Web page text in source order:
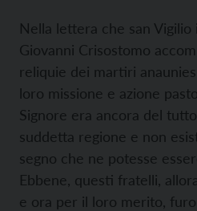
Nella lettera che san Vigilio
Giovanni Crisostomo
reliquie dei martiri
loro missione e azione
Signore era ancora del
suddetta regione e non
segno che ne potesse
Ebbene, questi fratelli,
e ora per il loro merito,